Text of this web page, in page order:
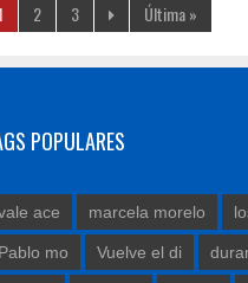
2 3 Última »
POPULARES
ace marcela morelo
Pablo mo Vuelve el di